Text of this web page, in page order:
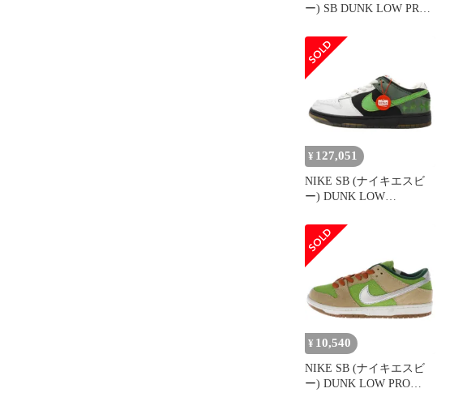
ー) SB DUNK LOW PRO
ロー プロ クラシックグ
リーン ローカットスニー
カー グリーン/ブラック
US9/27cm BQ6817-302
¥ 127,051
NIKE SB (ナイキエスビ
ー) DUNK LOW
ー プレミアム C&K ロー
カットスニーカーシュー
ズ ホワイト/グリーン
US9 313170-031
¥ 10,540
NIKE SB (ナイキエスビ
ー) DUNK LOW PRO